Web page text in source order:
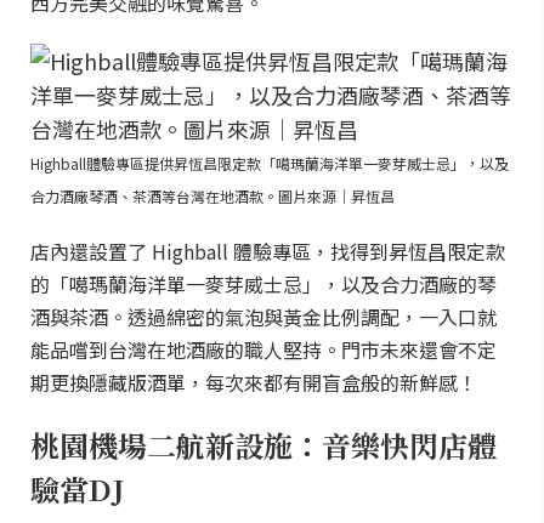
Highball體驗專區提供昇恆昌限定款「噶瑪蘭海洋單一麥芽威士忌」，以及
合力酒廠琴酒、茶酒等台灣在地酒款。圖片來源｜昇恆昌
店內還設置了 Highball 體驗專區，找得到昇恆昌限定款
的「噶瑪蘭海洋單一麥芽威士忌」，以及合力酒廠的琴
酒與茶酒。透過綿密的氣泡與黃金比例調配，一入口就
能品嚐到台灣在地酒廠的職人堅持。門市未來還會不定
期更換隱藏版酒單，每次來都有開盲盒般的新鮮感！
桃園機場二航新設施：音樂快閃店體
驗當DJ